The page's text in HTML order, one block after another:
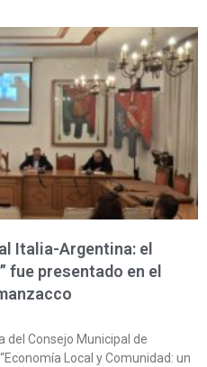
Italia-Argentina: el
fue presentado en el
del Consejo Municipal de
Local y Comunidad: un